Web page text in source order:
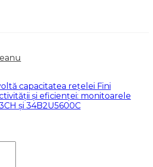
capacitatea rețelei Fini
și eficienței: monitoarele
și 34B2U5600C